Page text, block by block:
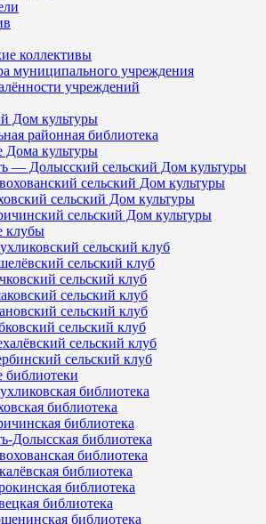
коллективы
муниципального учреждения
учреждений
Дом культуры
районная библиотека
Дома культуры
— Долысский сельский Дом культуры
сельский Дом культуры
сельский Дом культуры
сельский Дом культуры
клубы
сельский клуб
сельский клуб
сельский клуб
сельский клуб
сельский клуб
сельский клуб
сельский клуб
сельский клуб
библиотеки
библиотека
библиотека
библиотека
Долысская библиотека
библиотека
библиотека
библиотека
библиотека
библиотека